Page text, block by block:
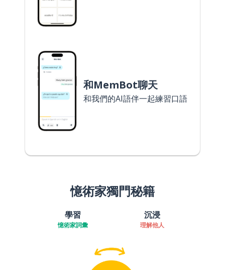
和MemBot聊天
和我們的AI語伴一起練習口語
憶術家獨門秘籍
學習
憶術家詞彙
沉浸
理解他人